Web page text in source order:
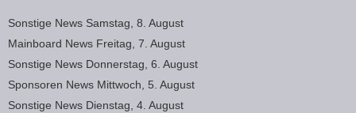
Sonstige News Samstag, 8. August
Mainboard News Freitag, 7. August
Sonstige News Donnerstag, 6. August
Sponsoren News Mittwoch, 5. August
Sonstige News Dienstag, 4. August